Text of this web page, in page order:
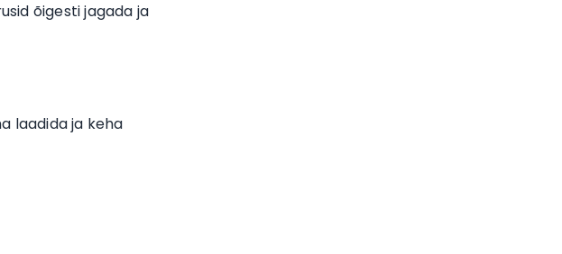
õigesti jagada ja
laadida ja keha